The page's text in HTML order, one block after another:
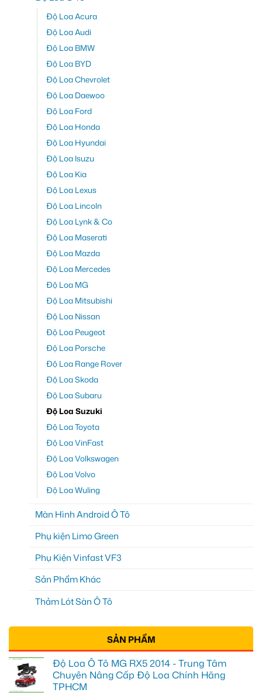
Độ Loa Acura
Độ Loa Audi
Độ Loa BMW
Độ Loa BYD
Độ Loa Chevrolet
Độ Loa Daewoo
Độ Loa Ford
Độ Loa Honda
Độ Loa Hyundai
Độ Loa Isuzu
Độ Loa Kia
Độ Loa Lexus
Độ Loa Lincoln
Độ Loa Lynk & Co
Độ Loa Maserati
Độ Loa Mazda
Độ Loa Mercedes
Độ Loa MG
Độ Loa Mitsubishi
Độ Loa Nissan
Độ Loa Peugeot
Độ Loa Porsche
Độ Loa Range Rover
Độ Loa Skoda
Độ Loa Subaru
Độ Loa Suzuki
Độ Loa Toyota
Độ Loa VinFast
Độ Loa Volkswagen
Độ Loa Volvo
Độ Loa Wuling
Màn Hình Android Ô Tô
Phụ kiện Limo Green
Phụ Kiện Vinfast VF3
Sản Phẩm Khác
Thảm Lót Sàn Ô Tô
SẢN PHẨM
Độ Loa Ô Tô MG RX5 2014 - Trung Tâm
Chuyên Nâng Cấp Độ Loa Chính Hãng
TPHCM